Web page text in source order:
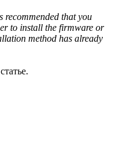
that you
to install the firmware or
method has already